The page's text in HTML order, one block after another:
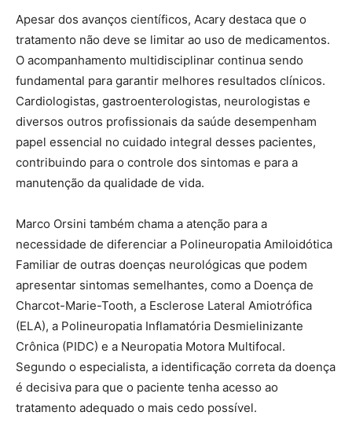
Apesar dos avanços científicos, Acary destaca que o
tratamento não deve se limitar ao uso de medicamentos.
O acompanhamento multidisciplinar continua sendo
fundamental para garantir melhores resultados clínicos.
Cardiologistas, gastroenterologistas, neurologistas e
diversos outros profissionais da saúde desempenham
papel essencial no cuidado integral desses pacientes,
contribuindo para o controle dos sintomas e para a
manutenção da qualidade de vida.
Marco Orsini também chama a atenção para a
necessidade de diferenciar a Polineuropatia Amiloidótica
Familiar de outras doenças neurológicas que podem
apresentar sintomas semelhantes, como a Doença de
Charcot-Marie-Tooth, a Esclerose Lateral Amiotrófica
(ELA), a Polineuropatia Inflamatória Desmielinizante
Crônica (PIDC) e a Neuropatia Motora Multifocal.
Segundo o especialista, a identificação correta da doença
é decisiva para que o paciente tenha acesso ao
tratamento adequado o mais cedo possível.